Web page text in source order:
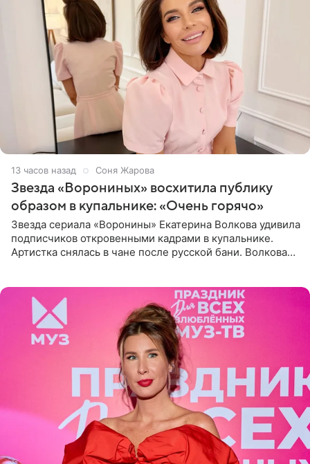
13 часов назад Соня Жарова
Звезда «Ворониных» восхитила публику
образом в купальнике: «Очень горячо»
Звезда сериала «Воронины» Екатерина Волкова удивила
подписчиков откровенными кадрами в купальнике.
Артистка снялась в чане после русской бани. Волкова